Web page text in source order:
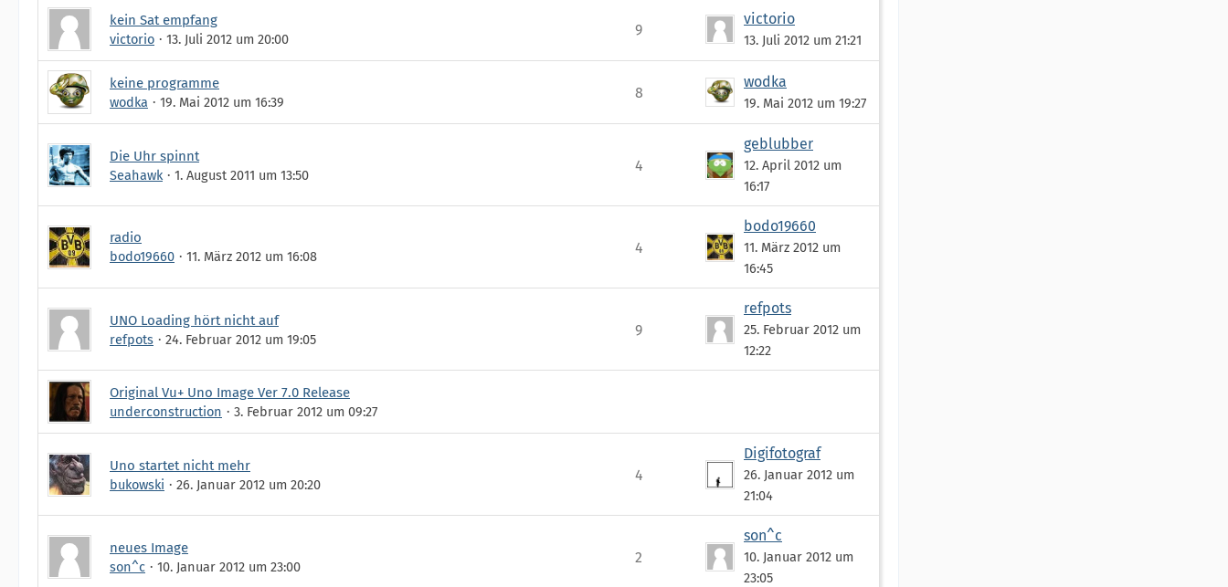
kein Sat empfang
victorio
13. Juli 2012 um 20:00
9
victorio
13. Juli 2012 um 21:21
keine programme
wodka
19. Mai 2012 um 16:39
8
wodka
19. Mai 2012 um 19:27
Die Uhr spinnt
Seahawk
1. August 2011 um 13:50
4
geblubber
12. April 2012 um
16:17
radio
bodo19660
11. März 2012 um 16:08
4
bodo19660
11. März 2012 um
16:45
UNO Loading hört nicht auf
refpots
24. Februar 2012 um 19:05
9
refpots
25. Februar 2012 um
12:22
Original Vu+ Uno Image Ver 7.0 Release
underconstruction
3. Februar 2012 um 09:27
Uno startet nicht mehr
bukowski
26. Januar 2012 um 20:20
4
Digifotograf
26. Januar 2012 um
21:04
neues Image
son^c
10. Januar 2012 um 23:00
2
son^c
10. Januar 2012 um
23:05